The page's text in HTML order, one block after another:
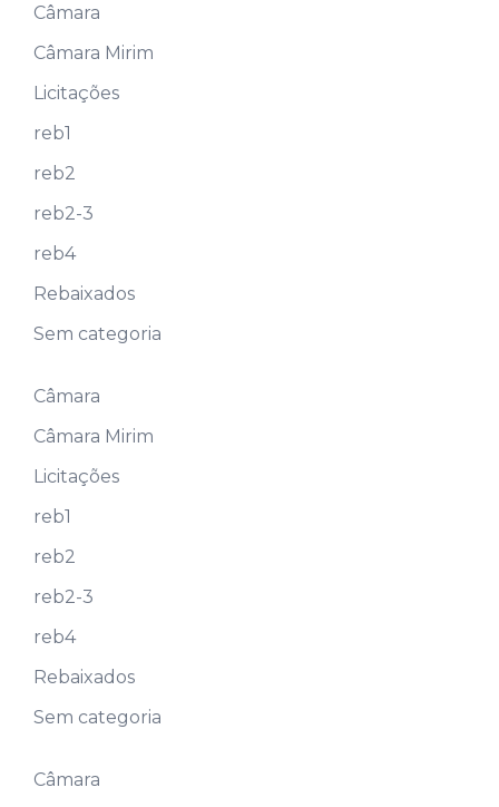
Câmara
Câmara Mirim
Licitações
reb1
reb2
reb2-3
reb4
Rebaixados
Sem categoria
Câmara
Câmara Mirim
Licitações
reb1
reb2
reb2-3
reb4
Rebaixados
Sem categoria
Câmara